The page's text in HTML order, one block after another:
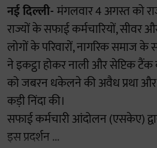
नई दिल्ली-मंगलवार 4 अगस्त को
राज्यों के सफाई कर्मचारियों, सीवर
लोगों के परिवारों, नागरिक समाज
ने इकट्ठा होकर नाली और सेप्टिक
को जबरन धकेलने की अवैध प्रथा और
कड़ी निंदा की।
सफाई कर्मचारी आंदोलन (एसकेए)
इस प्रदर्शन ...